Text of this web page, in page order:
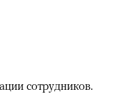
сотрудников.